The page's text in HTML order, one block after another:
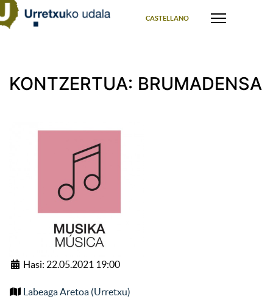
CASTELLANO
KONTZERTUA: BRUMADENSA
Hasi: 22.05.2021 19:00
Labeaga Aretoa (Urretxu)